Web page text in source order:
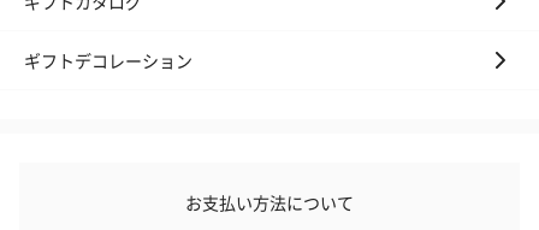
ギフトデコレーション
お支払い方法について